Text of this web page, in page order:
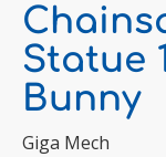
Statue
Bunny
Giga Mech